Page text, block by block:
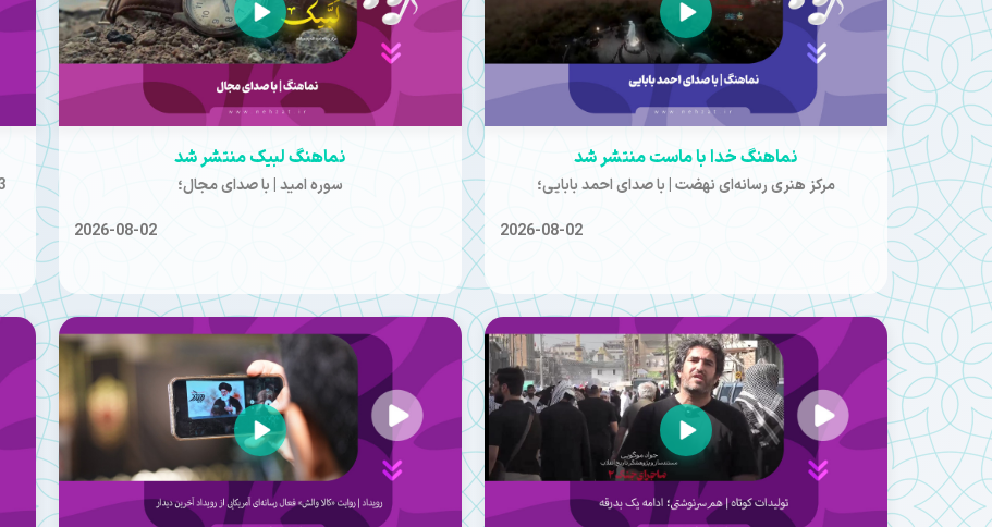
نماهنگ خدا با ماست منتشر شد
مرکز هنری رسانه‌ای نهضت | با صدای احمد بابایی؛
2026-08-02
نماهنگ لبیک منتشر شد
سوره امید | با صدای مجال؛
2026-08-02